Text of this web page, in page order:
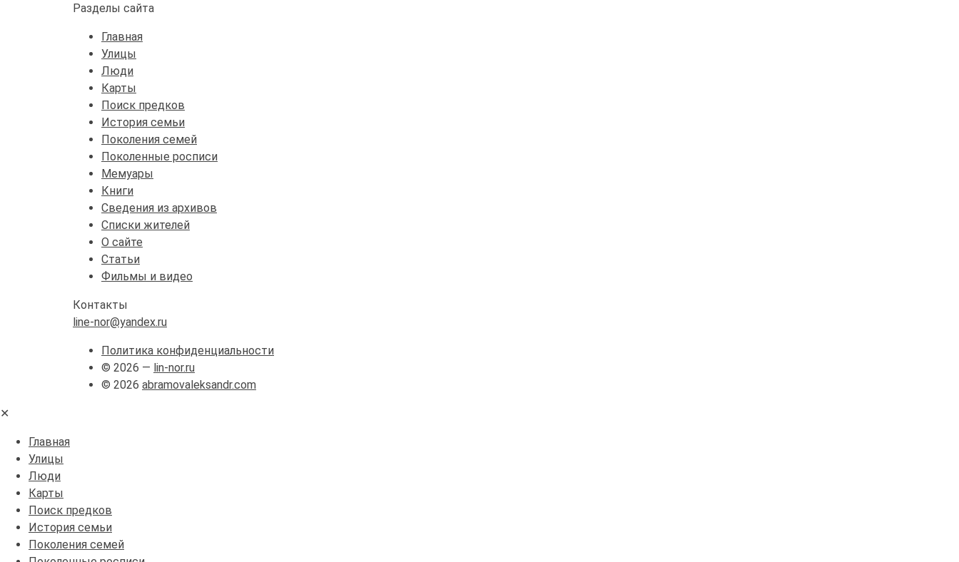
Разделы сайта
Главная
Улицы
Люди
Карты
Поиск предков
История семьи
Поколения семей
Поколенные росписи
Мемуары
Книги
Сведения из архивов
Списки жителей
О сайте
Статьи
Фильмы и видео
Контакты
line-nor@yandex.ru
Политика конфиденциальности
© 2026 — lin-nor.ru
© 2026 abramovaleksandr.com
✕
Главная
Улицы
Люди
Карты
Поиск предков
История семьи
Поколения семей